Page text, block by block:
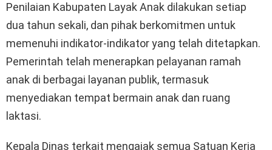
Penilaian Kabupaten Layak Anak dilakukan setiap
dua tahun sekali, dan pihak berkomitmen untuk
memenuhi indikator-indikator yang telah ditetapkan.
Pemerintah telah menerapkan pelayanan ramah
anak di berbagai layanan publik, termasuk
menyediakan tempat bermain anak dan ruang
laktasi.
Kepala Dinas terkait mengajak semua Satuan Kerja